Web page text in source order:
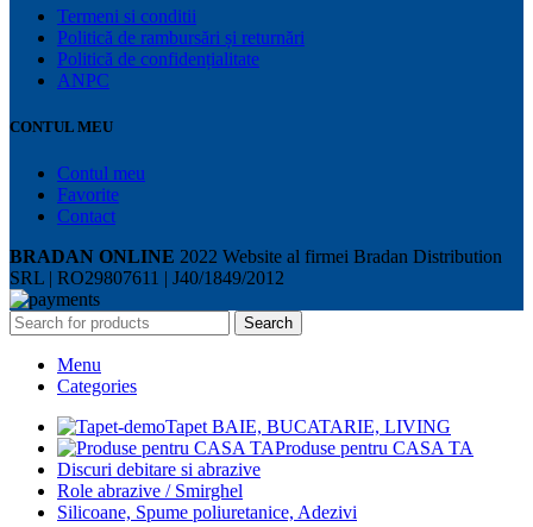
Termeni si conditii
Politică de rambursări și returnări
Politică de confidențialitate
ANPC
CONTUL MEU
Contul meu
Favorite
Contact
BRADAN ONLINE 2022 Website al firmei Bradan Distribution
SRL | RO29807611 | J40/1849/2012
Search
Menu
Categories
Tapet BAIE, BUCATARIE, LIVING
Produse pentru CASA TA
Discuri debitare si abrazive
Role abrazive / Smirghel
Silicoane, Spume poliuretanice, Adezivi